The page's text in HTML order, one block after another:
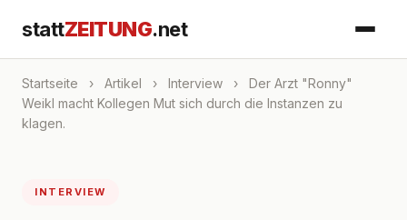
stattZEITUNG.net
Startseite › Artikel › Interview ›
Der Arzt "Ronny"
Weikl macht Kollegen Mut sich durch die Instanzen zu
klagen.
INTERVIEW